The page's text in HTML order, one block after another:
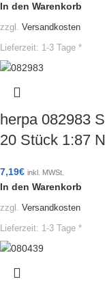
In den Warenkorb
zzgl. Versandkosten
Lieferzeit: 1-3 Tage *
herpa 082983
20 Stück 1:87
7,19€ inkl. MWSt.
In den Warenkorb
zzgl. Versandkosten
Lieferzeit: 1-3 Tage *